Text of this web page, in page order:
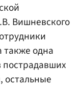
Вишневского
также одна
остальные